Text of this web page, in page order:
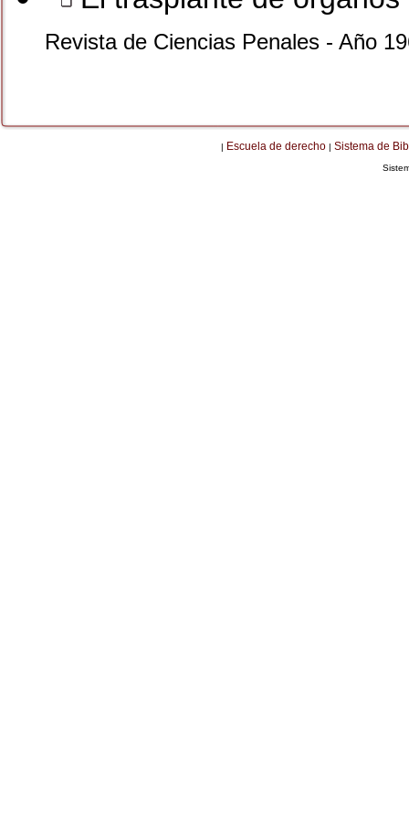
Revista de Ciencias Penales - Año
| Escuela de derecho | Sistema de